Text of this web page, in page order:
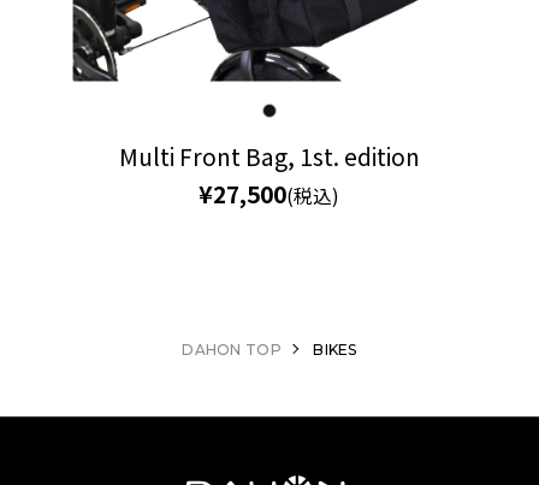
Multi Front Bag, 1st. edition
¥27,500(税込)
DAHON TOP BIKES